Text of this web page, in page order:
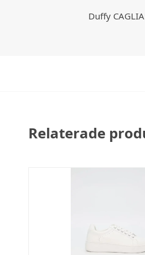
Duffy
Relaterade